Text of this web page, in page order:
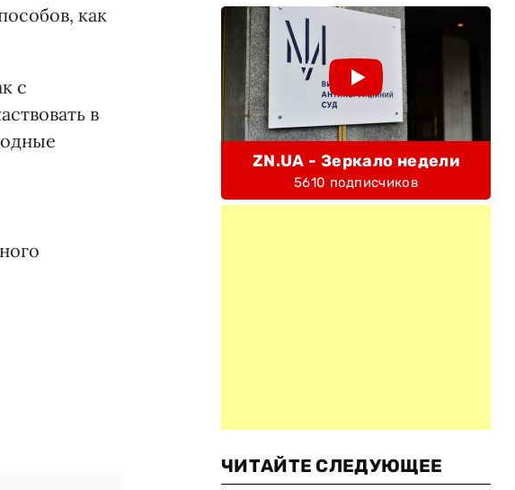
как
с
в
ZN.UA - Зеркало недели
5610 подписчиков
ЧИТАЙТЕ СЛЕДУЮЩЕЕ